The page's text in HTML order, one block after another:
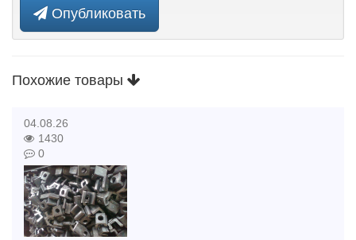
Опубликовать
Похожие товары
04.08.26
1430
0